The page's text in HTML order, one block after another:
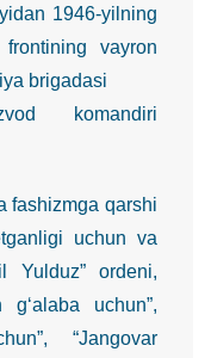
1946-yilning
vayron
brigadasi
komandiri
qarshi
uchun va
Yulduz” ordeni,
g‘alaba uchun”,
“Jangovar